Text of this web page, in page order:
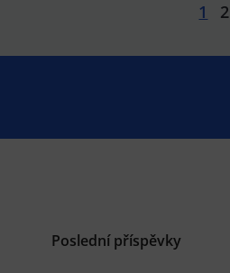
Přidat do košíku
1 2
Poslední příspěvky